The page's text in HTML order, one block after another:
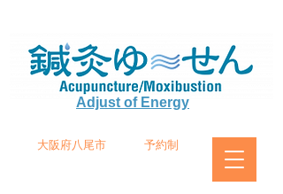
Adjust of Energy
大阪府八尾市 予約制